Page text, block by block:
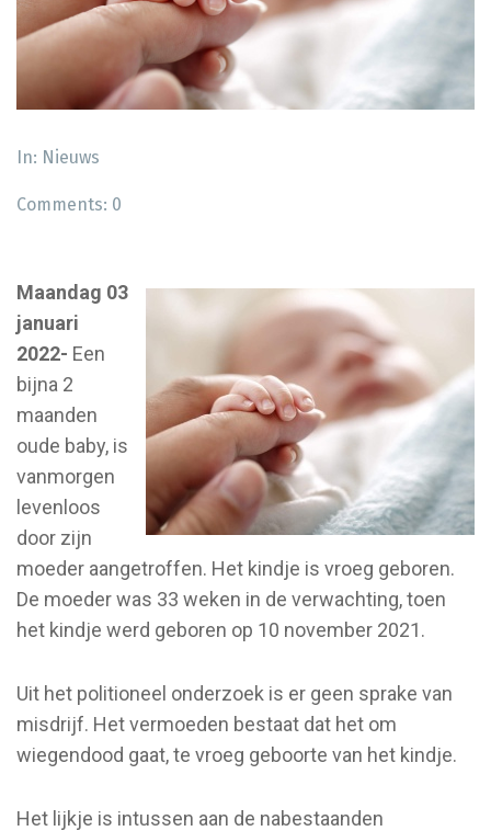
In: Nieuws
Comments: 0
Maandag 03
januari
2022- Een
bijna 2
maanden
oude baby, is
vanmorgen
levenloos
door zijn
moeder aangetroffen. Het kindje is vroeg geboren.
De moeder was 33 weken in de verwachting, toen
het kindje werd geboren op 10 november 2021.
Uit het politioneel onderzoek is er geen sprake van
misdrijf. Het vermoeden bestaat dat het om
wiegendood gaat, te vroeg geboorte van het kindje.
Het lijkje is intussen aan de nabestaanden